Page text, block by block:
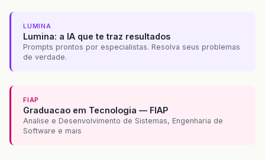
LUMINA
Lumina: a IA que te traz resultados
Prompts prontos por especialistas. Resolva seus problemas
de verdade.
FIAP
Graduacao em Tecnologia — FIAP
Analise e Desenvolvimento de Sistemas, Engenharia de
Software e mais